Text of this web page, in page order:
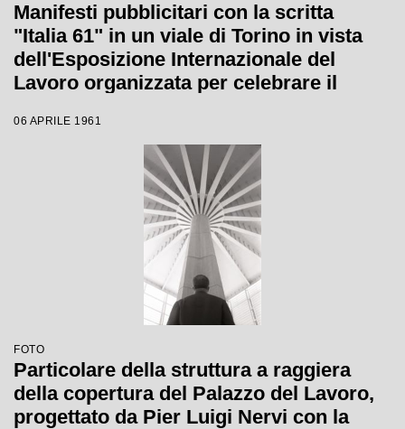
Manifesti pubblicitari con la scritta
"Italia 61" in un viale di Torino in vista
dell'Esposizione Internazionale del
Lavoro organizzata per celebrare il
06 APRILE 1961
FOTO
Particolare della struttura a raggiera
della copertura del Palazzo del Lavoro,
progettato da Pier Luigi Nervi con la